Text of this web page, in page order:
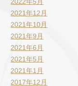
2021年12月
2021年10月
2021年9月
2021年6月
2021年5月
2021年1月
2017年12月